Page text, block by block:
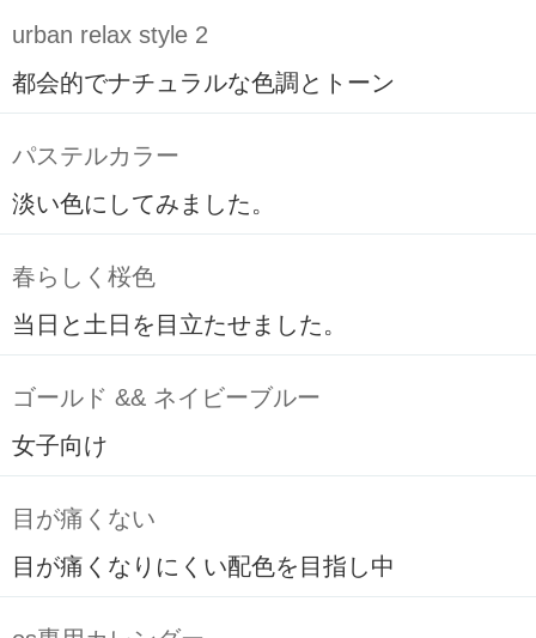
urban relax style 2
都会的でナチュラルな色調とトーン
パステルカラー
淡い色にしてみました。
春らしく桜色
当日と土日を目立たせました。
ゴールド && ネイビーブルー
女子向け
目が痛くない
目が痛くなりにくい配色を目指し中